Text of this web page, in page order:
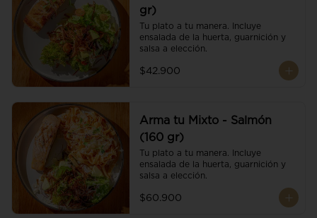
gr)
Tu plato a tu manera. Incluye
ensalada de la huerta, guarnición y
salsa a elección.
$42.900
Arma tu Mixto - Salmón
(160 gr)
Tu plato a tu manera. Incluye
ensalada de la huerta, guarnición y
salsa a elección.
$60.900